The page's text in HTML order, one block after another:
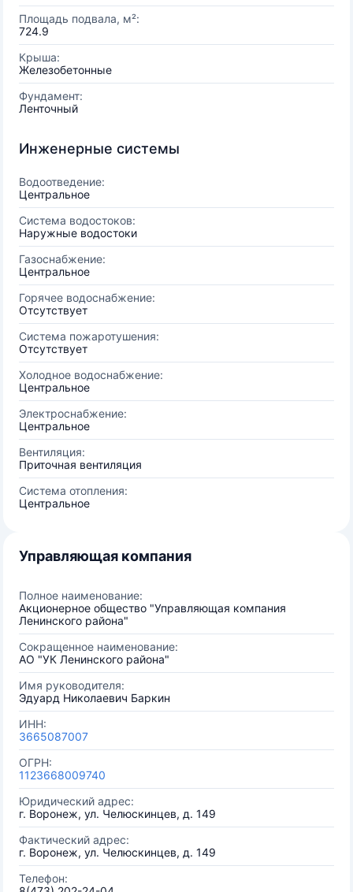
Площадь подвала, м²:
724.9
Крыша:
Железобетонные
Фундамент:
Ленточный
Инженерные системы
Водоотведение:
Центральное
Система водостоков:
Наружные водостоки
Газоснабжение:
Центральное
Горячее водоснабжение:
Отсутствует
Система пожаротушения:
Отсутствует
Холодное водоснабжение:
Центральное
Электроснабжение:
Центральное
Вентиляция:
Приточная вентиляция
Система отопления:
Центральное
Управляющая компания
Полное наименование:
Акционерное общество "Управляющая компания
Ленинского района"
Сокращенное наименование:
АО "УК Ленинского района"
Имя руководителя:
Эдуард Николаевич Баркин
ИНН:
3665087007
ОГРН:
1123668009740
Юридический адрес:
г. Воронеж, ул. Челюскинцев, д. 149
Фактический адрес:
г. Воронеж, ул. Челюскинцев, д. 149
Телефон: